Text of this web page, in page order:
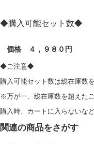
◆購入可能セット数◆
価格 ４，９８０円
◆ご注意◆
購入可能セット数は総在庫数
※万が一、総在庫数を超えた
購入時、カートに入らないな
関連の商品をさがす